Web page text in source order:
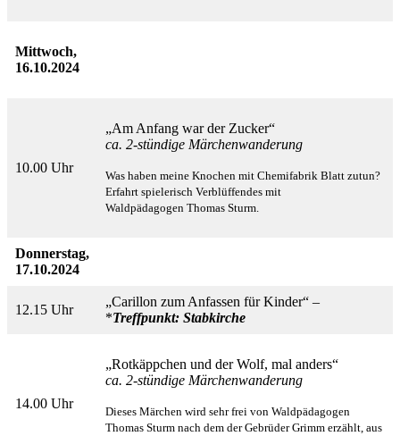
Mittwoch,
16.10.2024
10.00 Uhr
„Am Anfang war der Zucker“
ca. 2-stündige Märchenwanderung
Was haben meine Knochen mit Chemifabrik Blatt zutun?
Erfahrt spielerisch Verblüffendes mit
Waldpädagogen Thomas Sturm.
Donnerstag,
17.10.2024
12.15 Uhr
„Carillon zum Anfassen für Kinder“ –
*Treffpunkt: Stabkirche
14.00 Uhr
„Rotkäppchen und der Wolf, mal anders“
ca. 2-stündige Märchenwanderung
Dieses Märchen wird sehr frei von Waldpädagogen
Thomas Sturm nach dem der Gebrüder Grimm erzählt, aus